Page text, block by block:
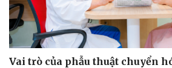
Vai trò của phẫu thuật chuyển